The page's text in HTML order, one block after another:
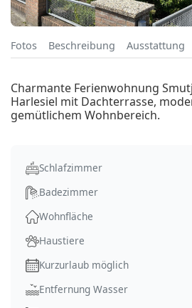
Fotos Beschreibung Ausstattung
Charmante Ferienwohnung
Harlesiel mit Dachterrasse,
gemütlichem Wohnbereich.
Schlafzimmer
Badezimmer
Wohnfläche
Haustiere
Kurzurlaub möglich
Entfernung Wasser